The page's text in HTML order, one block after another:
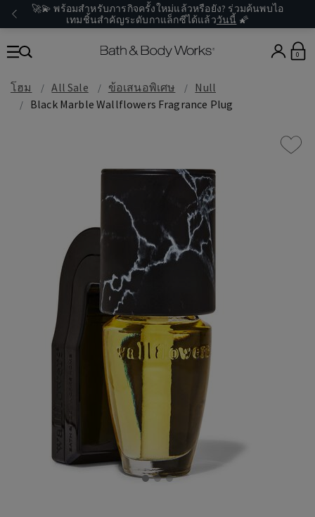
🚀💫 พร้อมสำหรับภารกิจครั้งใหม่แล้วหรือยัง? ร่วมค้นพบไอ
เทมชิ้นสำคัญระดับกาแล็กซีได้แล้ววันนี้ 🌠
0
โฮม All Sale ข้อเสนอพิเศษ
Null
Black Marble Wallflowers Fragrance Plug